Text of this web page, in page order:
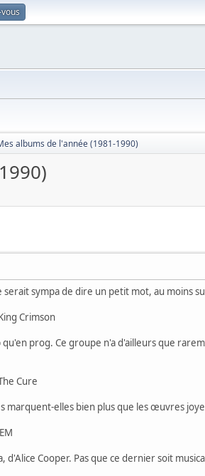
albums de l'année (1981-1990)
sympa de dire un petit mot, au moins
qu'en prog. Ce groupe n'a d'ailleurs que
Cure
elles bien plus que les œuvres
d'Alice Cooper. Pas que ce dernier soit